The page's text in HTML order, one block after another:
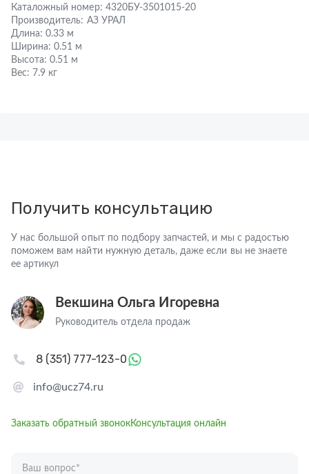
Каталожный номер: 4320БУ-3501015-20
Производитель: АЗ УРАЛ
Длина: 0.33 м
Ширина: 0.51 м
Высота: 0.51 м
Вес: 7.9 кг
Получить консультацию
У нас большой опыт по подбору запчастей, и мы с радостью
поможем вам найти нужную деталь, даже если вы не знаете
ее артикул
Векшина Ольга Игоревна
Руководитель отдела продаж
info@ucz74.ru
8 (351) 777-123-0
Заказать обратный звонокКонсультация онлайн
Ваш вопрос*